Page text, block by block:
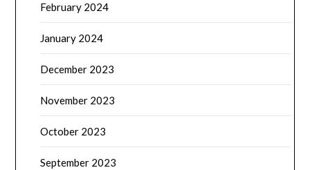
February 2024
January 2024
December 2023
November 2023
October 2023
September 2023